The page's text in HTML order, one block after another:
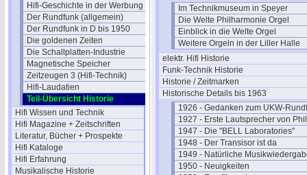
Hifi-Geschichte in der Werbung
Der Rundfunk (allgemein)
Der Rundfunk in D bis 1950
Die goldenen Zeiten
Die Schallplatten-Industrie
Magnetische Speicher
Zeitzeugen 3 (Hifi-Technik)
Hifi-Laudatien
Teil-Übersicht Historie
Hifi Wissen und Technik
Hifi Magazine + Zeitschriften
Literatur, Bücher + Prospekte
Hifi Kataloge
Hifi Erfahrung
Musikalische Historie
Im Technikmuseum in Speyer
Die Welte Philharmonie Orgel
Einblick in die Welte Orgel
Weitere Orgeln in der Liller Halle
elektr. Hifi Historie
Funk-Technik Historie
Historie / Zeitmarken
Historische Details bis 1963
1926 - Gedanken zum UKW-
1927 - Erste Lautsprecher von
1947 - Die "BELL Laboratories"
1948 - Der Transisor ist da
1949 - Natürliche
1950 - Neuigkeiten